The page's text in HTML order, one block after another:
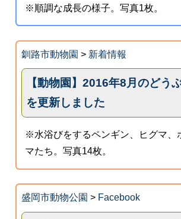
※順調な成長の様子。写真1枚。
釧路市動物園 > 新着情報
【動物園】2016年8月のどう
を更新しました
※水浴びをするペンギン、ヒグマ、
マたち。写真14枚。
盛岡市動物公園 > Facebook